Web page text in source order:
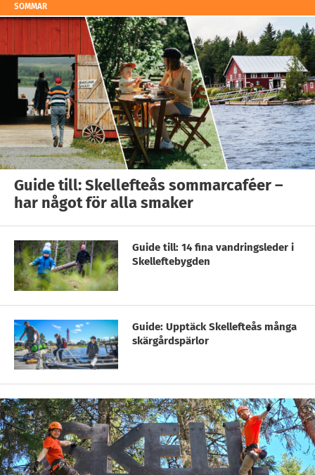
SOMMAR
Guide till: Skellefteås sommarcaféer –
har något för alla smaker
Guide till: 14 fina vandringsleder i
Skelleftebygden
Guide: Upptäck Skellefteås många
skärgårdspärlor